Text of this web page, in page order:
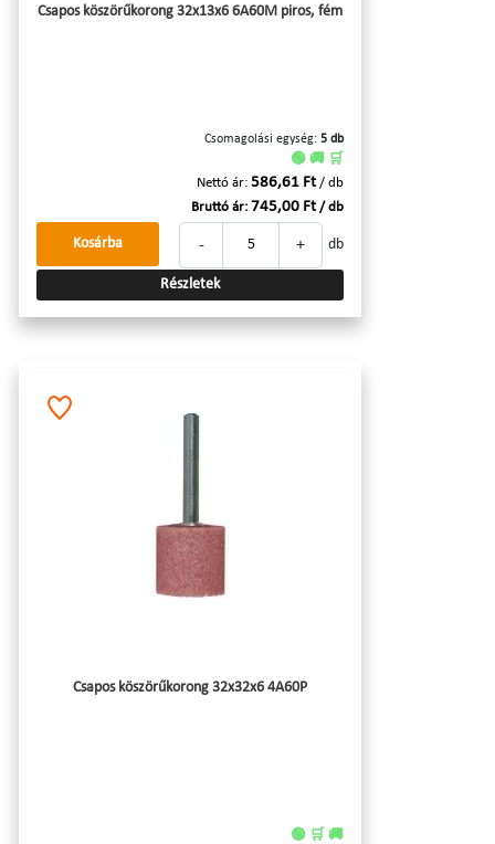
Csapos köszörűkorong 32x13x6 6A60M piros, fém
Csomagolási egység: 5 db
🟢 🚚 🛒
Nettó ár: 586,61 Ft / db
Bruttó ár: 745,00 Ft / db
- + db
Kosárba
Részletek
Csapos köszörűkorong 32x32x6 4A60P
🟢 🛒 🚚